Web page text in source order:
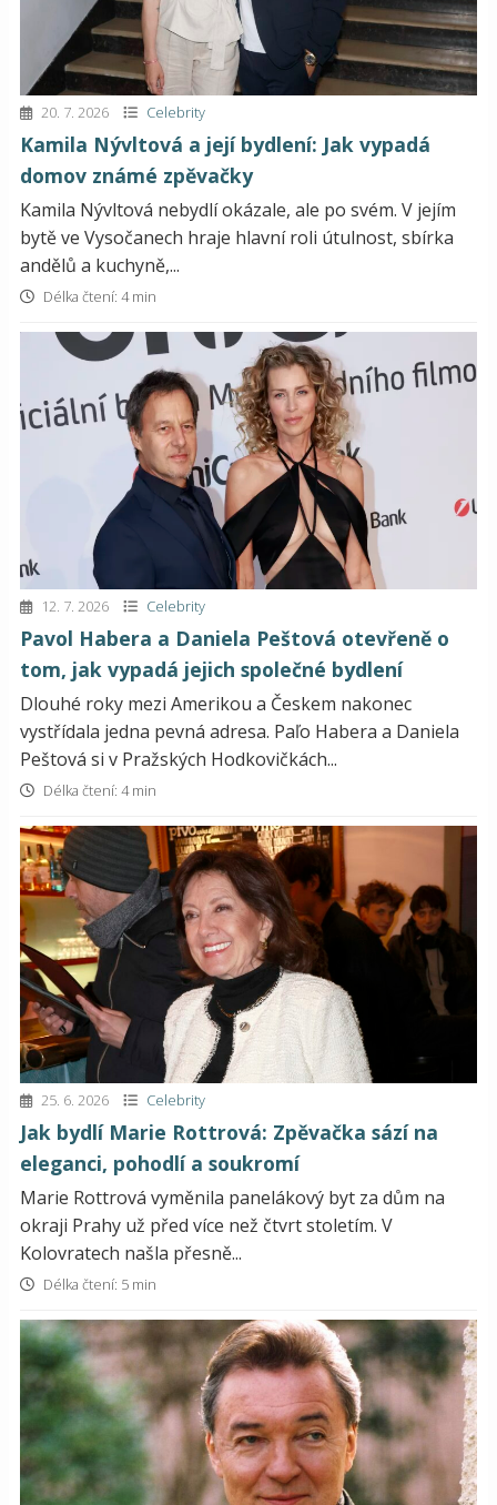
20. 7. 2026 Celebrity
Kamila Nývltová a její bydlení: Jak vypadá
domov známé zpěvačky
Kamila Nývltová nebydlí okázale, ale po svém. V jejím
bytě ve Vysočanech hraje hlavní roli útulnost, sbírka
andělů a kuchyně,...
Délka čtení: 4 min
12. 7. 2026 Celebrity
Pavol Habera a Daniela Peštová otevřeně o
tom, jak vypadá jejich společné bydlení
Dlouhé roky mezi Amerikou a Českem nakonec
vystřídala jedna pevná adresa. Paľo Habera a Daniela
Peštová si v Pražských Hodkovičkách...
Délka čtení: 4 min
25. 6. 2026 Celebrity
Jak bydlí Marie Rottrová: Zpěvačka sází na
eleganci, pohodlí a soukromí
Marie Rottrová vyměnila panelákový byt za dům na
okraji Prahy už před více než čtvrt stoletím. V
Kolovratech našla přesně...
Délka čtení: 5 min